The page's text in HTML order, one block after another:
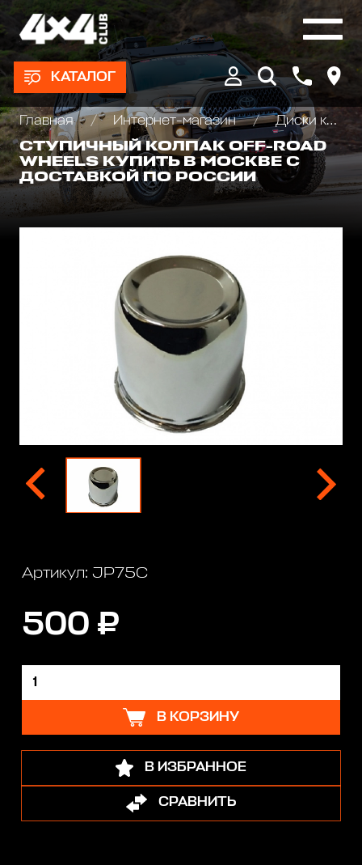
КАТАЛОГ
Главная Интернет-магазин
Диски колёсные, Проставки для изменения вылета
СТУПИЧНЫЙ КОЛПАК OFF-ROAD
WHEELS КУПИТЬ В МОСКВЕ С
ДОСТАВКОЙ ПО РОССИИ
Артикул: JP75C
500 ₽
В КОРЗИНУ
В ИЗБРАННОЕ
СРАВНИТЬ